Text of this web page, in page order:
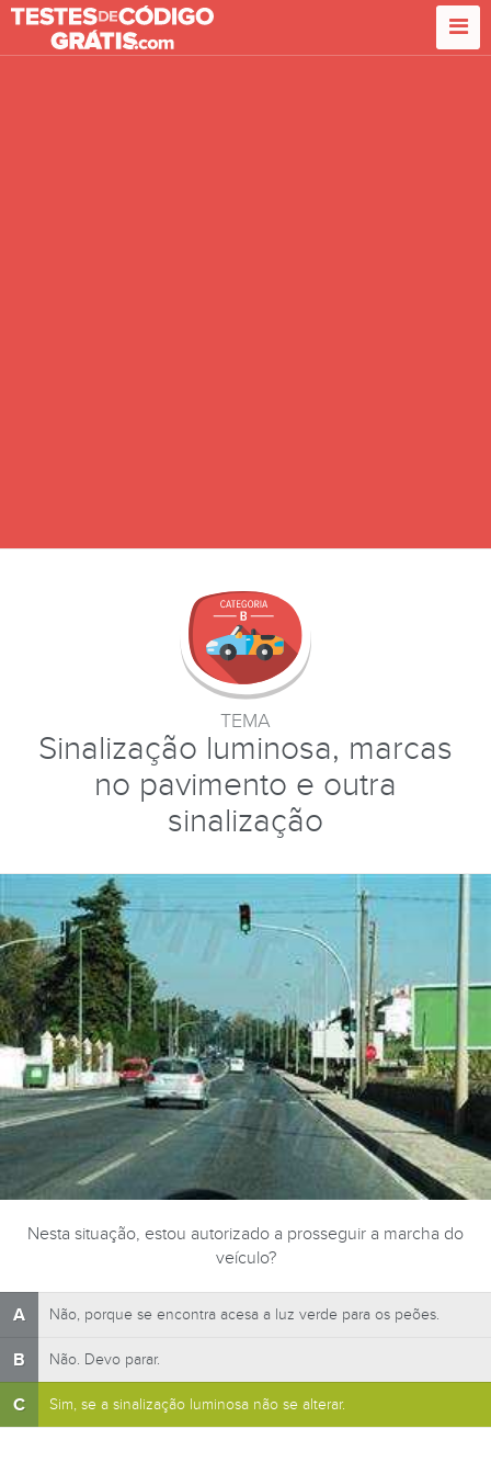
TEMA
Sinalização luminosa, marcas
no pavimento e outra
sinalização
Nesta situação, estou autorizado a prosseguir a marcha do
veículo?
A Não, porque se encontra acesa a luz verde para os peões.
B Não. Devo parar.
C Sim, se a sinalização luminosa não se alterar.